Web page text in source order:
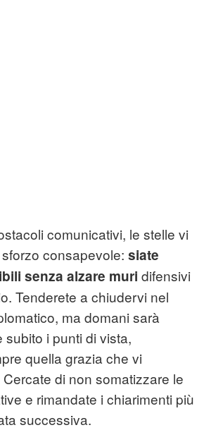
comunicativi, le stelle vi
consapevole: siate
senza alzare muri difensivi
Tenderete a chiudervi nel
ma domani sarà
subito i punti di vista,
quella grazia che vi
di non somatizzare le
e rimandate i chiarimenti più
successiva.